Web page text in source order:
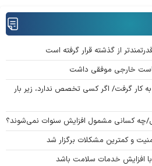
از گذشته قرار گرفته است
خارجی موفقی داشت
را به کار گرفت/ اگر کسی تخصص ندارد، زیر بار
چه کسانی مشمول افزایش سنوات نمی‌شوند؟
افزایش خدمات سلامت باشد